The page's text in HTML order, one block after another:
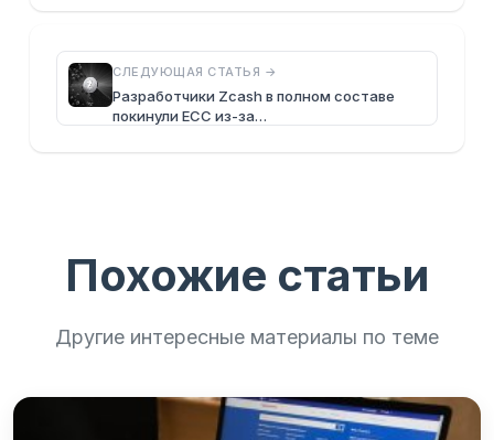
СЛЕДУЮЩАЯ СТАТЬЯ →
Разработчики Zcash в полном составе
покинули ECC из-за…
Похожие статьи
Другие интересные материалы по теме